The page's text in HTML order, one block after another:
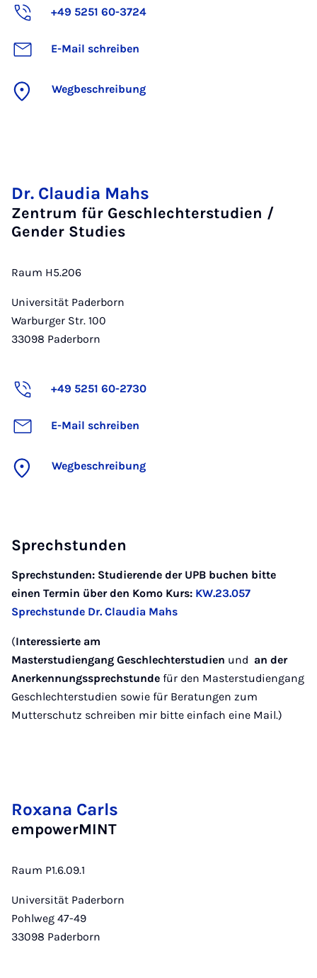
+49 5251 60-3724
E-Mail schreiben
Wegbeschreibung
Dr. Claudia Mahs
Zentrum für Geschlechterstudien /
Gender Studies
Raum H5.206
Universität Paderborn
Warburger Str. 100
33098 Paderborn
+49 5251 60-2730
E-Mail schreiben
Wegbeschreibung
Sprechstunden
Sprechstunden: Studierende der UPB buchen bitte
einen Termin über den Komo Kurs: KW.23.057
Sprechstunde Dr. Claudia Mahs
(Interessierte am
Masterstudiengang Geschlechterstudien und an der
Anerkennungssprechstunde für den Masterstudiengang
Geschlechterstudien sowie für Beratungen zum
Mutterschutz schreiben mir bitte einfach eine Mail.)
Roxana Carls
empowerMINT
Raum P1.6.09.1
Universität Paderborn
Pohlweg 47-49
33098 Paderborn